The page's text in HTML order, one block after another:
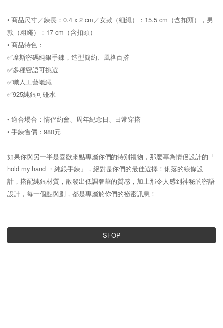
• 商品尺寸／鍊長：0.4 x 2 cm／女款（細繩）：15.5 cm（含扣頭），男
款（粗繩）：17 cm（含扣頭）
• 商品特色：
✅摩斯密碼純銀手鍊，造型簡約、風格百搭
✅多種密語可挑選
✅職人工藝蠟繩
✅925純銀可碰水
• 適合場合：情侶約會、周年紀念日、日常穿搭
• 手鍊售價：980元
如果你與另一半是喜歡來點專屬你們的特別禮物，那麼專為情侶設計的「
hold my hand ・純銀手鍊」，絕對是你們的最佳選擇！俐落的線條設
計，搭配純銀材質，散發出低調奢華的質感，加上那令人感到神秘的密語
設計，每一個點與劃，都是專屬於你們的祕密訊息！
SHOP